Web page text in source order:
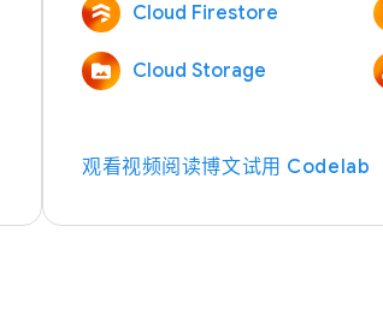
Cloud Firestore
Cloud Storage
观看视频阅读博文试用 Codelab